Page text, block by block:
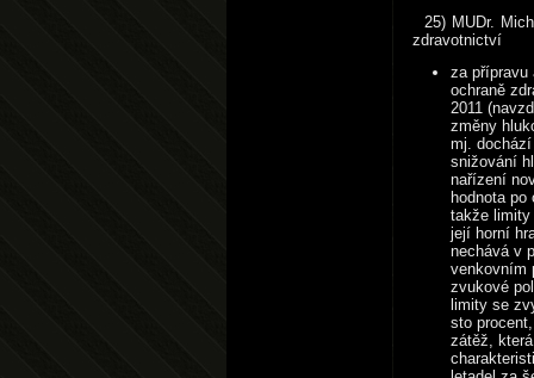
25) MUDr.
zdravotnictví
za přípravu
ochraně
2011
změny
mj.
snižování
nařízení
hodnota
takže limity
její horní
nechává v
venkovním
zvukové
limity se
sto
zátěž,